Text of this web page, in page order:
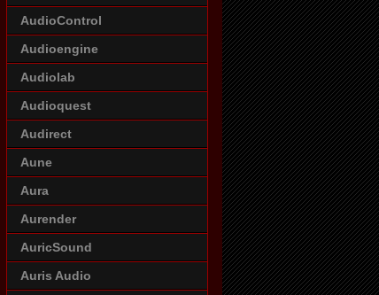
AudioControl
Audioengine
Audiolab
Audioquest
Audirect
Aune
Aura
Aurender
AuricSound
Auris Audio